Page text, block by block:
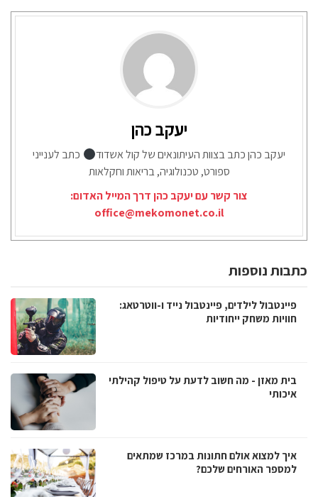
יעקב כהן
יעקב כהן כתב בצוות העיתונאים של קול אשדוד
כתב לענייני
ספורט, טכנולוגיה, בריאות וחקלאות
צור קשר עם יעקב כהן דרך המייל האדום:
office@mekomonet.co.il
כתבות נוספות
פיינטבול לילדים, פיינטבול נייד ו-ווטרטאג:
חוויות משחק ייחודיות
בית מאזן - מה חשוב לדעת על טיפול קהילתי
איכותי
איך למצוא אולם חתונות במרכז שמתאים
למספר האורחים שלכם?